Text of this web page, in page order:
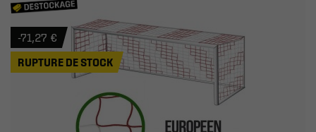
-71,27 €
RUPTURE DE STOCK